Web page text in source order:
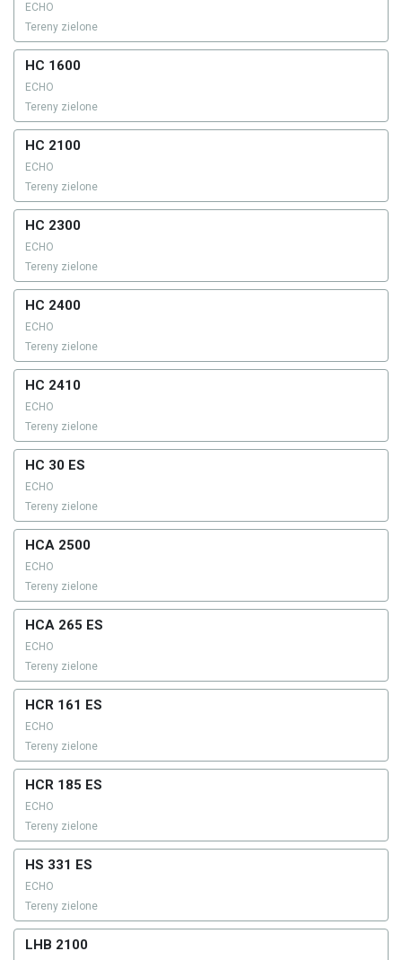
ECHO
Tereny zielone
HC 1600
ECHO
Tereny zielone
HC 2100
ECHO
Tereny zielone
HC 2300
ECHO
Tereny zielone
HC 2400
ECHO
Tereny zielone
HC 2410
ECHO
Tereny zielone
HC 30 ES
ECHO
Tereny zielone
HCA 2500
ECHO
Tereny zielone
HCA 265 ES
ECHO
Tereny zielone
HCR 161 ES
ECHO
Tereny zielone
HCR 185 ES
ECHO
Tereny zielone
HS 331 ES
ECHO
Tereny zielone
LHB 2100